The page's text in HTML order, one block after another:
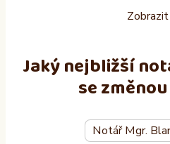
Jaký nejbližší
se
Notář Mgr.